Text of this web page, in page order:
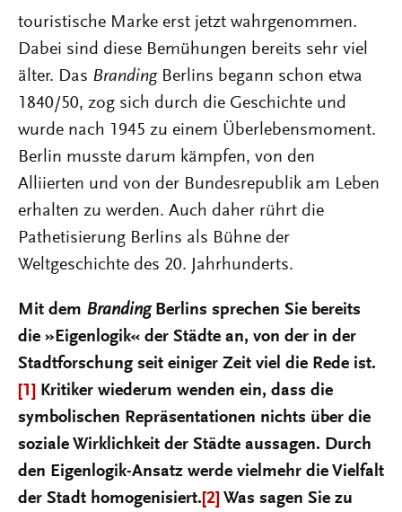
touristische Marke erst jetzt wahrgenommen.
Dabei sind diese Bemühungen bereits sehr viel
älter. Das BrandingBerlins begann schon etwa
1840/50, zog sich durch die Geschichte und
wurde nach 1945 zu einem Überlebensmoment.
Berlin musste darum kämpfen, von den
Alliierten und von der Bundesrepublik am Leben
erhalten zu werden. Auch daher rührt die
Pathetisierung Berlins als Bühne der
Weltgeschichte des 20. Jahrhunderts.
Mit dem BrandingBerlins sprechen Sie bereits
die »Eigenlogik« der Städte an, von der in der
Stadtforschung seit einiger Zeit viel die Rede ist.
[1] Kritiker wiederum wenden ein, dass die
symbolischen Repräsentationen nichts über die
soziale Wirklichkeit der Städte aussagen. Durch
den Eigenlogik-Ansatz werde vielmehr die Vielfalt
der Stadt homogenisiert. [2] Was sagen Sie zu